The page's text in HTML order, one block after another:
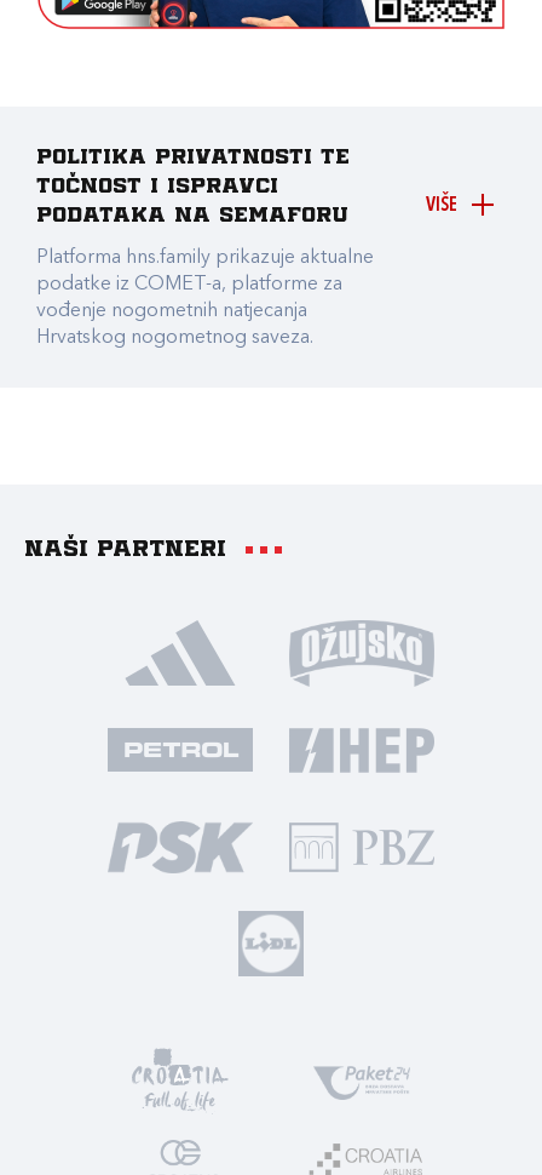
VIŠE
Politika privatnosti te
točnost i ispravci
podataka na Semaforu
Platforma hns.family prikazuje aktualne
podatke iz COMET-a, platforme za
vođenje nogometnih natjecanja
Hrvatskog nogometnog saveza.
Naši partneri